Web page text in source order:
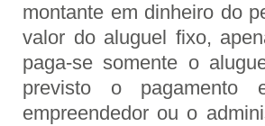
montante em dinheiro do
valor do aluguel fixo,
paga-se somente o
previsto o
empreendedor ou o